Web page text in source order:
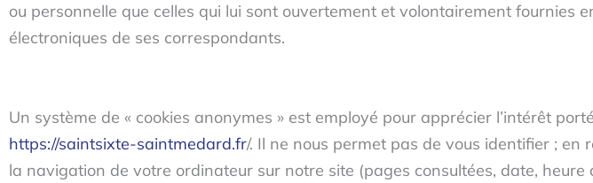
ou personnelle que celles qui lui sont ouvertement et volontairement fournies
électroniques de ses correspondants.
Un système de « cookies anonymes » est employé pour apprécier l’intérêt
https://saintsixte-saintmedard.fr/. Il ne nous permet pas de vous identifier ;
la navigation de votre ordinateur sur notre site (pages consultées, date,